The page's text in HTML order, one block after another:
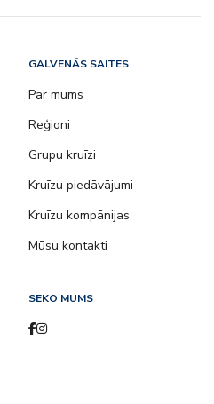
GALVENĀS SAITES
Par mums
Reģioni
Grupu kruīzi
Kruīzu piedāvājumi
Kruīzu kompānijas
Mūsu kontakti
SEKO MUMS